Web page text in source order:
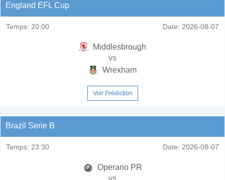
England EFL Cup
Temps: 20:00 Date: 2026-08-07
Middlesbrough
vs
Wrexham
Voir Prédiction
Brazil Serie B
Temps: 23:30 Date: 2026-08-07
Operario PR
vs